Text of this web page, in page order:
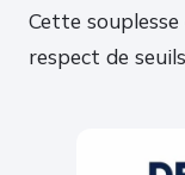
Cette
respect de